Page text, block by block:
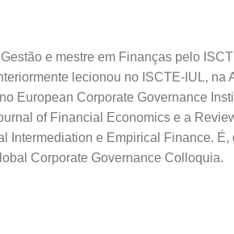
e mestre em Finanças pelo
lecionou no ISCTE-IUL, na
European Corporate Governance
of Financial Economics e a
Intermediation e Empirical Finance. É,
Corporate Governance Colloquia.